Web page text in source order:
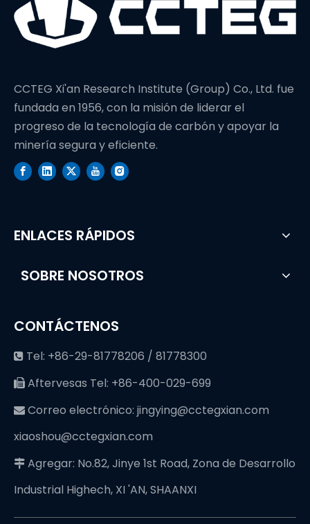
CCTEG Xi'an Research Institute (Group) Co., Ltd. fue
fundada en 1956, con la misión de liderar el
progreso de la tecnología de carbón y apoyar la
minería segura y eficiente.
ENLACES RÁPIDOS
SOBRE NOSOTROS
CONTÁCTENOS
 Tel: +86-29-81778206 / 81778300
 Aftervesas Tel: +86-400-029-699
 Correo electrónico: jingying@cctegxian.com
xiaoshou@cctegxian.com
 Agregar: No.82, Jinye 1st Road, Zona de Desarrollo
Industrial Highech, XI 'AN, SHAANXI